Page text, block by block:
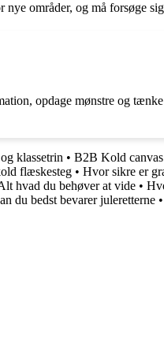
områder, og må forsøge
opdage mønstre og
klassetrin • B2B Kold
flæskesteg • Hvor sikre er
hvad du behøver at vide •
du bedst bevarer juleretterne •